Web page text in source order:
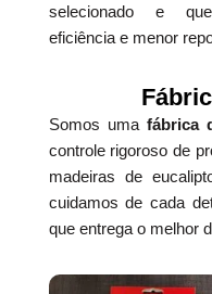
selecionado e
eficiência e menor
Somos umafábrica
controle rigoroso de
madeiras de
cuidamos de cada
que entrega o melhor